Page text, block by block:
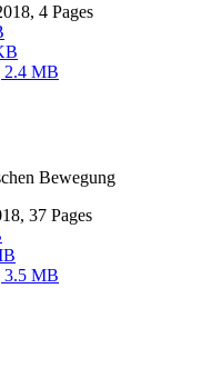
4 Pages
2.4 MB
Bewegung
37 Pages
3.5 MB